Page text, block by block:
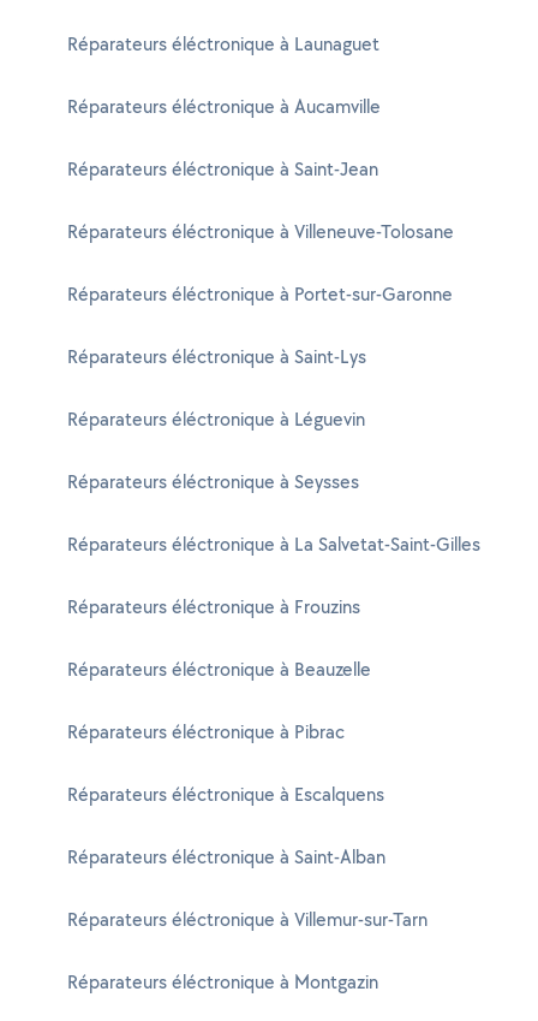
Réparateurs éléctronique à Launaguet
Réparateurs éléctronique à Aucamville
Réparateurs éléctronique à Saint-Jean
Réparateurs éléctronique à Villeneuve-Tolosane
Réparateurs éléctronique à Portet-sur-Garonne
Réparateurs éléctronique à Saint-Lys
Réparateurs éléctronique à Léguevin
Réparateurs éléctronique à Seysses
Réparateurs éléctronique à La Salvetat-Saint-Gilles
Réparateurs éléctronique à Frouzins
Réparateurs éléctronique à Beauzelle
Réparateurs éléctronique à Pibrac
Réparateurs éléctronique à Escalquens
Réparateurs éléctronique à Saint-Alban
Réparateurs éléctronique à Villemur-sur-Tarn
Réparateurs éléctronique à Montgazin